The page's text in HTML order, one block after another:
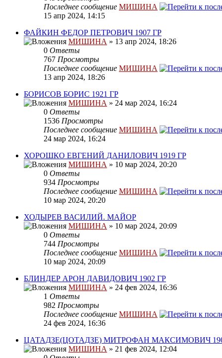
Последнее сообщение МИШИНА
15 апр 2024, 14:15
ФАЙКИН ФЕДОР ПЕТРОВИЧ 1907 ГР
МИШИНА » 13 апр 2024, 18:26
0 Ответы
767 Просмотры
Последнее сообщение МИШИНА
13 апр 2024, 18:26
БОРИСОВ БОРИС 1921 ГР
МИШИНА » 24 мар 2024, 16:24
0 Ответы
1536 Просмотры
Последнее сообщение МИШИНА
24 мар 2024, 16:24
ХОРОШКО ЕВГЕНИЙ ДАНИЛОВИЧ 1919 ГР
МИШИНА » 10 мар 2024, 20:20
0 Ответы
934 Просмотры
Последнее сообщение МИШИНА
10 мар 2024, 20:20
ХОДЫРЕВ ВАСИЛИЙ. МАЙОР
МИШИНА » 10 мар 2024, 20:09
0 Ответы
744 Просмотры
Последнее сообщение МИШИНА
10 мар 2024, 20:09
БЛИНДЕР АРОН ДАВИДОВИЧ 1902 ГР
МИШИНА » 24 фев 2024, 16:36
1 Ответы
982 Просмотры
Последнее сообщение МИШИНА
24 фев 2024, 16:36
ЦАТАДЗЕ(ЦОТАДЗЕ) МИТРОФАН МАКСИМОВИЧ
МИШИНА » 21 фев 2024, 12:04